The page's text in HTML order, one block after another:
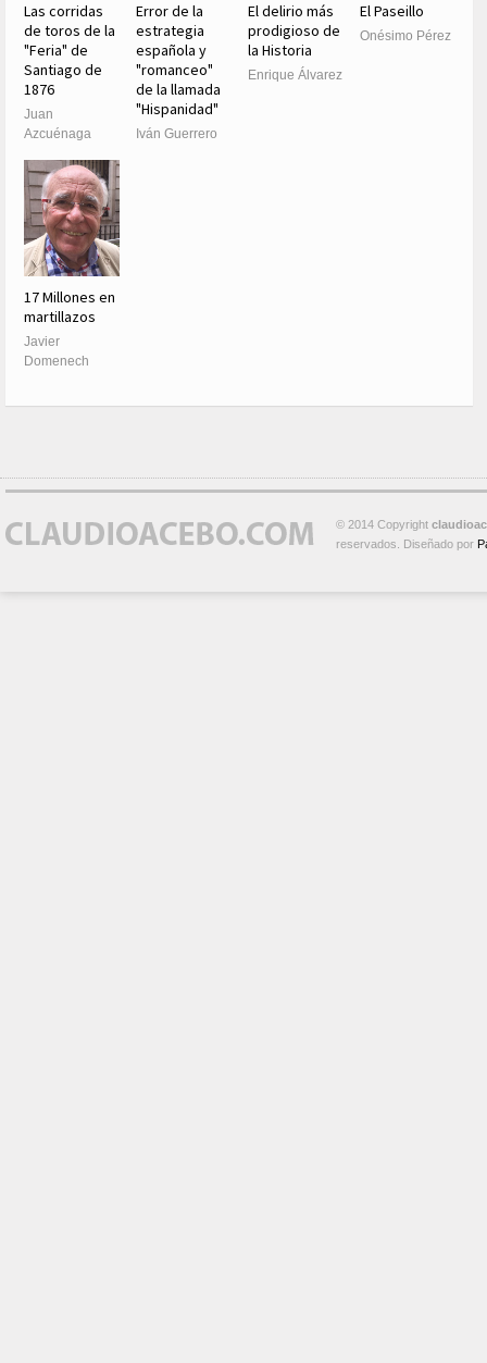
Las corridas
de toros de la
"Feria" de
Santiago de
1876
Juan
Azcuénaga
Error de la
estrategia
española y
"romanceo"
de la llamada
"Hispanidad"
Iván Guerrero
El delirio más
prodigioso de
la Historia
Enrique Álvarez
El Paseillo
Onésimo Pérez
17 Millones en
martillazos
Javier
Domenech
© 2014 Copyright
reservados. Diseñado por